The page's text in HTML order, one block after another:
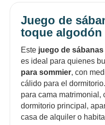
Juego de
toque algodón
Este juego de
es ideal para quienes
para sommier, con
cálido para el
para cama matrimonial,
dormitorio principal,
casa de alquiler o